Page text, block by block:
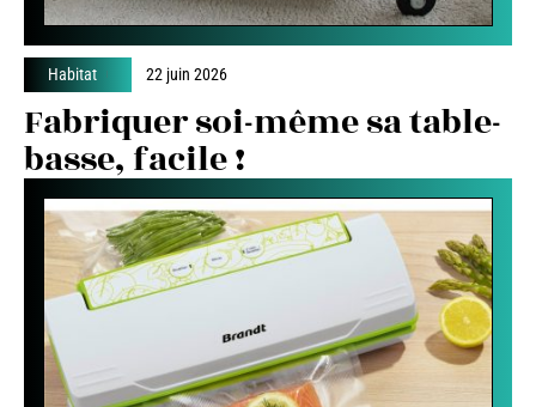
Habitat 22 juin 2026
Fabriquer soi-même sa table-
basse, facile !